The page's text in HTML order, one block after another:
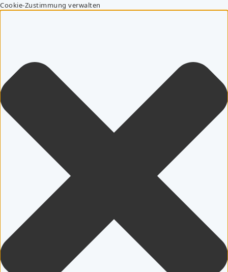
Cookie-Zustimmung verwalten